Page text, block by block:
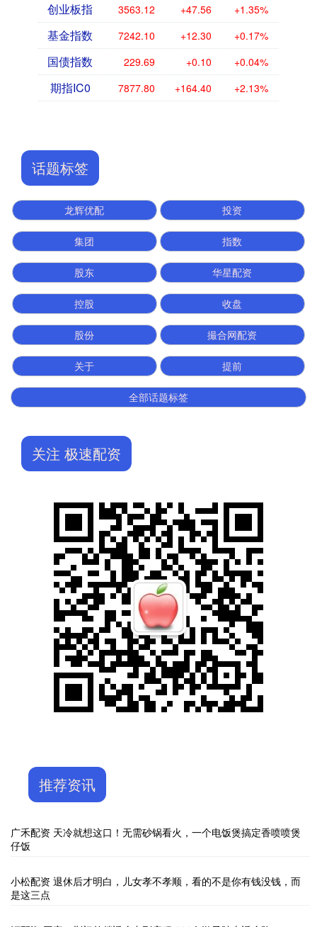
创业板指 3563.12 +47.56 +1.35%
基金指数 7242.10 +12.30 +0.17%
国债指数 229.69 +0.10 +0.04%
期指IC0 7877.80 +164.40 +2.13%
话题标签
龙辉优配 投资
集团 指数
股东 华星配资
控股 收盘
股份 撮合网配资
关于 提前
全部话题标签
关注 极速配资
推荐资讯
广禾配资 天冷就想这口！无需砂锅看火，一个电饭煲搞定香喷喷煲
仔饭
小松配资 退休后才明白，儿女孝不孝顺，看的不是你有钱没钱，而
是这三点